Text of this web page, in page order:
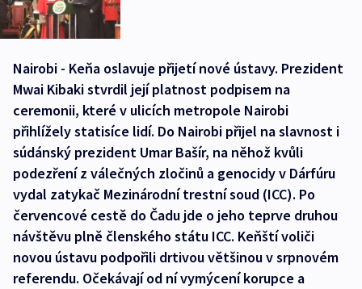
Nairobi - Keňa oslavuje přijetí nové ústavy. Prezident
Mwai Kibaki stvrdil její platnost podpisem na
ceremonii, které v ulicích metropole Nairobi
přihlížely statisíce lidí. Do Nairobi přijel na slavnost i
súdánský prezident Umar Bašír, na něhož kvůli
podezření z válečných zločinů a genocidy v Dárfúru
vydal zatykač Mezinárodní trestní soud (ICC). Po
červencové cestě do Čadu jde o jeho teprve druhou
návštěvu plně členského státu ICC. Keňští voliči
novou ústavu podpořili drtivou většinou v srpnovém
referendu. Očekávají od ní vymýcení korupce a